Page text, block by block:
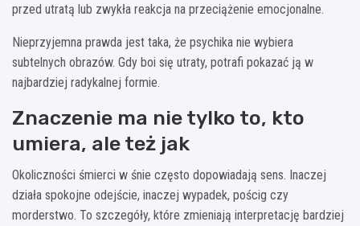
przed utratą lub zwykła reakcja na przeciążenie emocjonalne.
Nieprzyjemna prawda jest taka, że psychika nie wybiera
subtelnych obrazów. Gdy boi się utraty, potrafi pokazać ją w
najbardziej radykalnej formie.
Znaczenie ma nie tylko to, kto
umiera, ale też jak
Okoliczności śmierci w śnie często dopowiadają sens. Inaczej
działa spokojne odejście, inaczej wypadek, pościg czy
morderstwo. To szczegóły, które zmieniają interpretację bardziej